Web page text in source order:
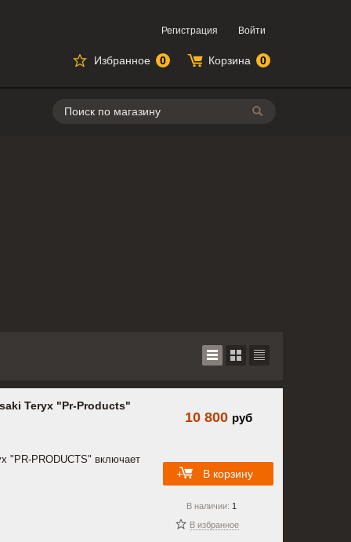
Поиск
Избранное 0 Корзина 0
Регистрация Войти
Teryx "Pr-Products"
"PR-PRODUCTS" включает
10 800 руб
В избранное
В наличии: 1
В корзину